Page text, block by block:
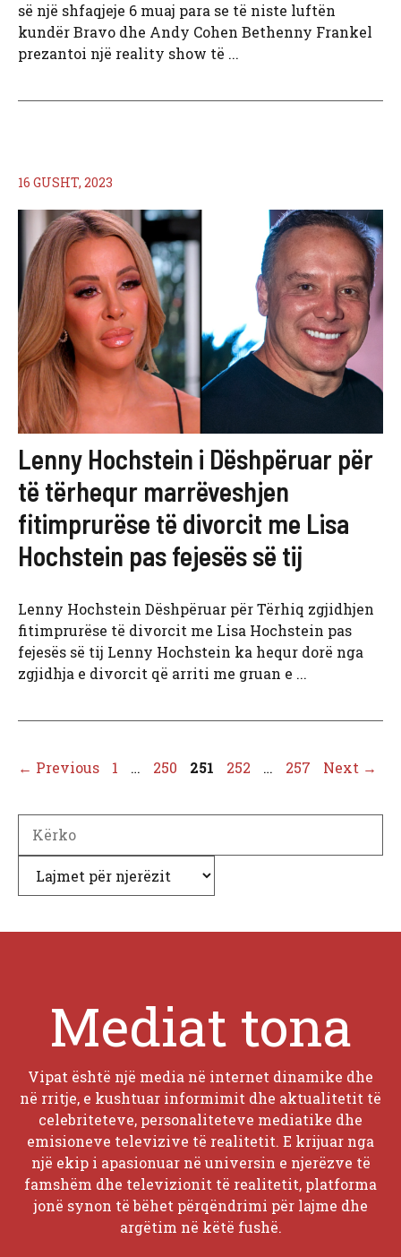
së një shfaqjeje 6 muaj para se të niste luftën
kundër Bravo dhe Andy Cohen Bethenny Frankel
prezantoi një reality show të ...
16 GUSHT, 2023
Lenny Hochstein i Dëshpëruar për
të tërhequr marrëveshjen
fitimprurëse të divorcit me Lisa
Hochstein pas fejesës së tij
Lenny Hochstein Dëshpëruar për Tërhiq zgjidhjen
fitimprurëse të divorcit me Lisa Hochstein pas
fejesës së tij Lenny Hochstein ka hequr dorë nga
zgjidhja e divorcit që arriti me gruan e ...
← Previous Page
1 … Page
250 Page
251 Page
252 … Page
257 Next →
Mediat tona
Vipat është një media në internet dinamike dhe
në rritje, e kushtuar informimit dhe aktualitetit të
celebriteteve, personaliteteve mediatike dhe
emisioneve televizive të realitetit. E krijuar nga
një ekip i apasionuar në universin e njerëzve të
famshëm dhe televizionit të realitetit, platforma
jonë synon të bëhet përqëndrimi për lajme dhe
argëtim në këtë fushë.